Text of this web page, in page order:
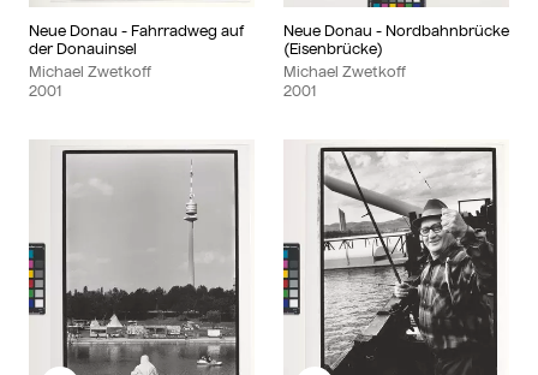
Neue Donau - Fahrradweg auf
der Donauinsel
Michael Zwetkoff
2001
Neue Donau - Nordbahnbrücke
(Eisenbrücke)
Michael Zwetkoff
2001